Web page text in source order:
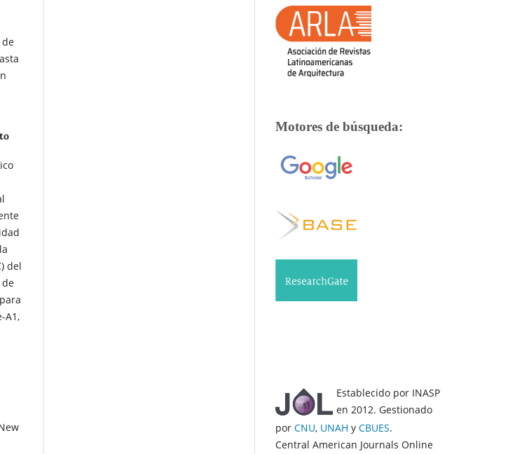
del
de
A1,
Motores de búsqueda:
Establecido por INASP
en 2012. Gestionado
por CNU, UNAH y CBUES.
Central American Journals Online